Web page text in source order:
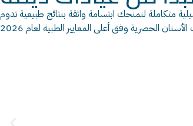
متكاملة لنمنحك ابتسامة واثقة بنتائج طبيعية تدوم
الحصرية وفق أعلى المعايير الطبية لعام 2026